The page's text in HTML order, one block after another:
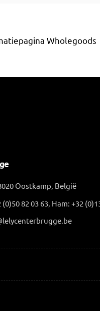
Wholegoods
Oostkamp, België
82 03 63, Ham: +32